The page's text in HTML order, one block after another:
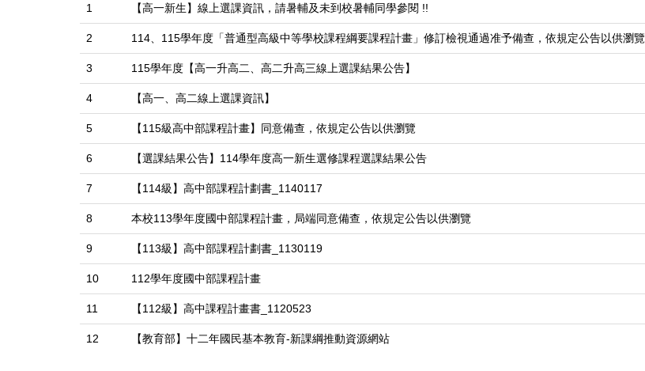
1 【高一新生】線上選課資訊，請暑輔及未到校暑輔同學參閱 !!
2 114、115學年度「普通型高級中等學校課程綱要課程計畫」修訂檢視通過准予備查，依規定公告以供瀏覽
3 115學年度【高一升高二、高二升高三線上選課結果公告】
4 【高一、高二線上選課資訊】
5 【115級高中部課程計畫】同意備查，依規定公告以供瀏覽
6 【選課結果公告】114學年度高一新生選修課程選課結果公告
7 【114級】高中部課程計劃書_1140117
8 本校113學年度國中部課程計畫，局端同意備查，依規定公告以供瀏覽
9 【113級】高中部課程計劃書_1130119
10 112學年度國中部課程計畫
11 【112級】高中課程計畫書_1120523
12 【教育部】十二年國民基本教育-新課綱推動資源網站